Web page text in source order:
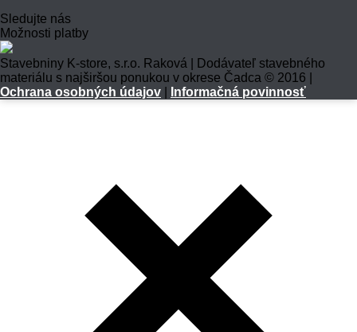
Sledujte nás
Možnosti platby
Stavebniny K-store, s.r.o. Raková | Dodávateľ stavebného
materiálu s najširšou ponukou v okrese Čadca © 2016 |
Ochrana osobných údajov
Informačná povinnosť